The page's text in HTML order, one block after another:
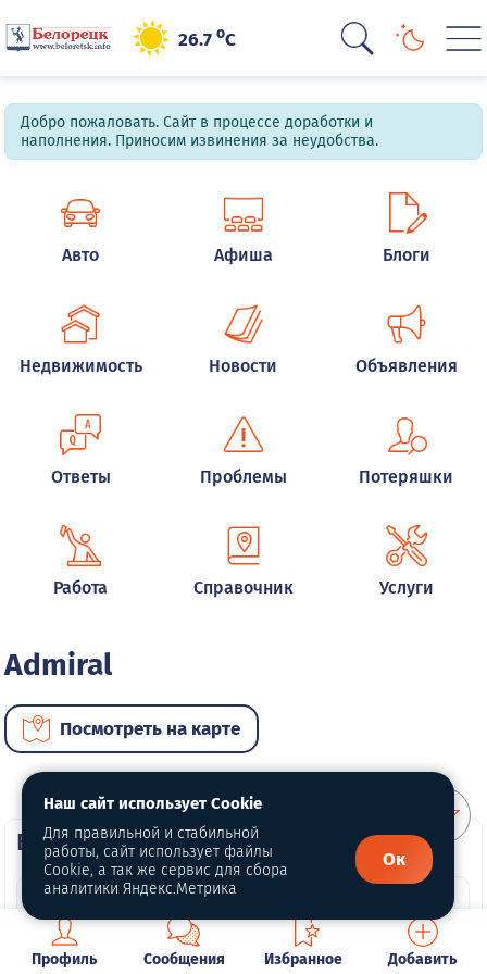
26.7oC
Добро пожаловать. Сайт в процессе доработки и
наполнения. Приносим извинения за неудобства.
Авто Афиша Блоги
Недвижимость Новости Объявления
Ответы Проблемы Потеряшки
Работа Справочник Услуги
Admiral
Посмотреть на карте
ВИП автомобили
Профиль Сообщения Избранное Добавить
Наш сайт использует Cookie
Для правильной и стабильной
работы, сайт использует файлы
Cookie, а так же сервис для сбора
аналитики Яндекс.Метрика
Ок